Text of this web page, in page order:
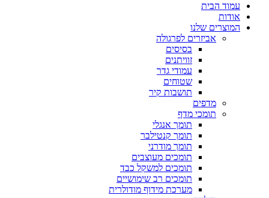
עמוד הבית
אודות
המוצרים שלנו
אביזרים לפרגולה
בסיסים
זוויתנים
עמודי גדר
שטוחים
תושבות קיר
מדפים
תומכי מדף
תומך אנגלי
תומך קנטילבר
תומך מודרני
תומכים מעוצבים
תומכים למשקל כבד
תומכים רב שימושיים
מערכת מידוף מודולרית